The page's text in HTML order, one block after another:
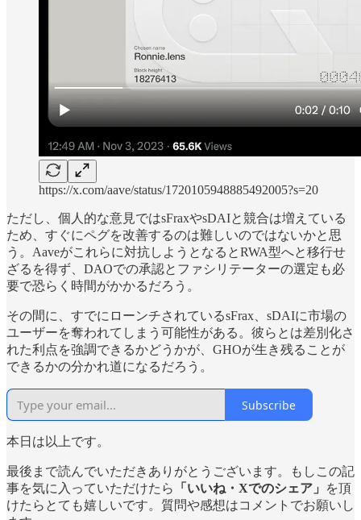
https://x.com/aave/status/1720105948885492005?s=20
ただし、個人的な意見ではsFraxやsDAIと競合は増えている
ため、すぐにペグを改善するのは難しいのではないかと思
う。Aaveがこれらに対抗しようとなるとRWA型へと移行せ
ざるを得ず、DAOでの承認とファシリテーターの選定も必
要で恐らく時間がかかるだろう。
その間に、すでにローンチされているsFrax、sDAIに市場の
ユーザーを奪われてしまう可能性がある。彼らとは差別化さ
れた利点を強調できるかどうかが、GHOが生き残ることが
できるかの分かれ道になるだろう。
Subscribe
本日は以上です。
最後まで読んでいただきありがとうございます。もしこの記
事を気に入っていただけたら
「いいね・Xでのシェア」
を頂
けたらとても嬉しいです。質問や感想はコメントでお願いし